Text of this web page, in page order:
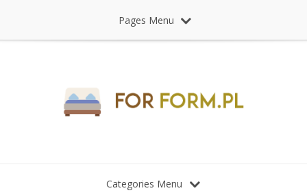
Pages Menu
Categories Menu